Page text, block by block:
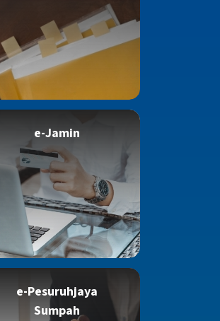
e-Jamin
e-Pesuruhjaya
Sumpah